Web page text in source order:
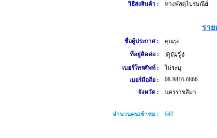
วิธีส่งสินค้า :
ทางพัสดุไปรษณีย์
ราย
ชื่อผู้ประกาศ :
คุณรุ่ง
ที่อยู่ติดต่อ :
คุณรุ่ง
เบอร์โทรศัพท์ :
ไม่ระบุ
เบอร์มือถือ :
08-9816-6866
จังหวัด :
นครราชสีมา
จำนวนคนเข้าชม : 649